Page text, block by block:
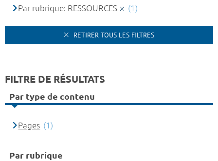
Par rubrique: RESSOURCES
(1)
RETIRER TOUS LES FILTRES
FILTRE DE RÉSULTATS
Par type de contenu
Pages (1)
Par rubrique